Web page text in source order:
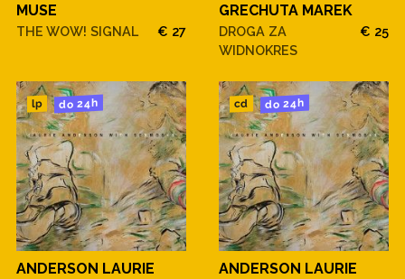
MUSE
THE WOW! SIGNAL € 27
GRECHUTA MAREK
DROGA ZA
WIDNOKRES
€ 25
lp do 24h
ANDERSON LAURIE
cd do 24h
ANDERSON LAURIE